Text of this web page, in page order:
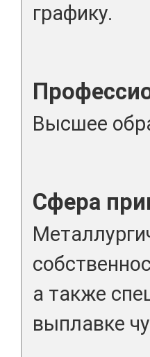
графику.
Высшее
Сфера
а также
выплавке